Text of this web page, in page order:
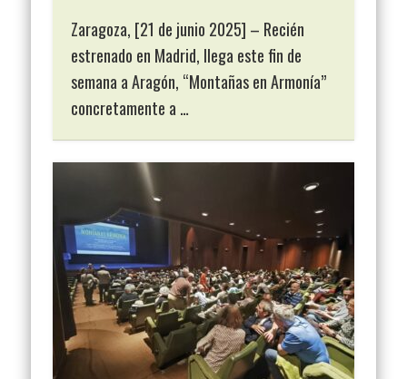
Zaragoza, [21 de junio 2025] – Recién
estrenado en Madrid, llega este fin de
semana a Aragón, “Montañas en Armonía”
concretamente a …